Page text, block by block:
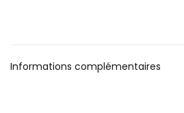
Informations complémentaires